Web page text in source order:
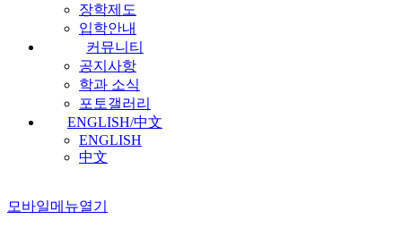
장학제도
입학안내
커뮤니티
공지사항
학과 소식
포토갤러리
ENGLISH/中文
ENGLISH
中文
모바일메뉴열기